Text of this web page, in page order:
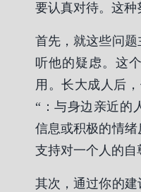
要认真对待。这种
首先，就这些问
听他的疑虑。这
用。长大成人后
“：与身边亲近的
信息或积极的情
支持对一个人的自
其次，通过你的